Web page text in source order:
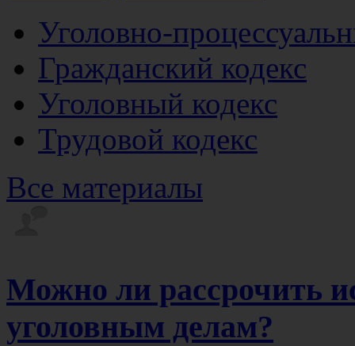
Уголовно-
Гражданский кодекс
Уголовный кодекс
Трудовой кодекс
Все материалы
Можно ли рассрочить
уголовным делам?